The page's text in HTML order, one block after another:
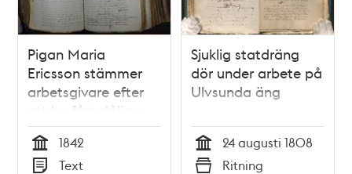
Pigan Maria
Ericsson stämmer
arbetsgivare efter
att ha fått dåliga
arbetsbetyg –
rättsfall 1842
Tid
1842
Text
Sjuklig statdräng
dör under arbete på
Ulvsunda äng
Tid
24 augusti 1808
Ritning